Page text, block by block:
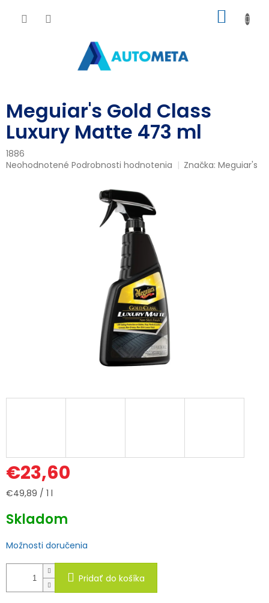
KOŠÍK
Meguiar's Gold Class
Luxury Matte 473 ml
1886
Priemerné
Neohodnotené Podrobnosti hodnotenia Značka:Meguiar's
€23,60
Jednotková
€49,89 / 1 l
Skladom
Možnosti doručenia
Pridať do košíka